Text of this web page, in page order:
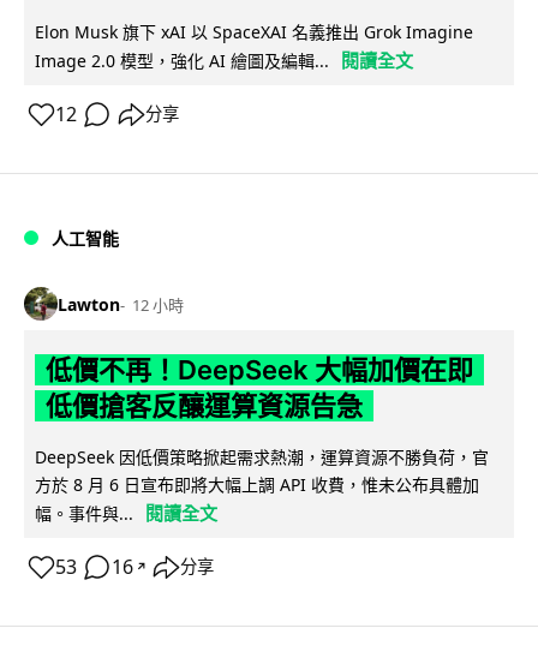
Elon Musk 旗下 xAI 以 SpaceXAI 名義推出 Grok Imagine
Image 2.0 模型，強化 AI 繪圖及編輯...
閱讀全文
12 分享
人工智能
Lawton 12 小時
低價不再！DeepSeek 大幅加價在即
低價搶客反釀運算資源告急
DeepSeek 因低價策略掀起需求熱潮，運算資源不勝負荷，官
方於 8 月 6 日宣布即將大幅上調 API 收費，惟未公布具體加
幅。事件與...
閱讀全文
53 16 ↗ 分享